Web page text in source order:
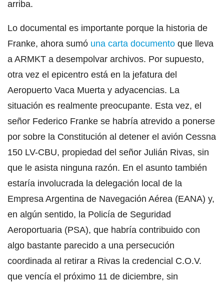
arriba.
Lo documental es importante porque la historia de
Franke, ahora sumó una carta documento que lleva
a ARMKT a desempolvar archivos. Por supuesto,
otra vez el epicentro está en la jefatura del
Aeropuerto Vaca Muerta y adyacencias. La
situación es realmente preocupante. Esta vez, el
señor Federico Franke se habría atrevido a ponerse
por sobre la Constitución al detener el avión Cessna
150 LV-CBU, propiedad del señor Julián Rivas, sin
que le asista ninguna razón. En el asunto también
estaría involucrada la delegación local de la
Empresa Argentina de Navegación Aérea (EANA) y,
en algún sentido, la Policía de Seguridad
Aeroportuaria (PSA), que habría contribuido con
algo bastante parecido a una persecución
coordinada al retirar a Rivas la credencial C.O.V.
que vencía el próximo 11 de diciembre, sin